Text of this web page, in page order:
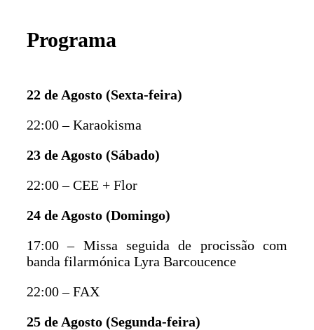
Programa
22 de Agosto (Sexta-feira)
22:00 – Karaokisma
23 de Agosto (Sábado)
22:00 – CEE + Flor
24 de Agosto (Domingo)
17:00 – Missa seguida de procissão com
banda filarmónica Lyra Barcoucence
22:00 – FAX
25 de Agosto (Segunda-feira)